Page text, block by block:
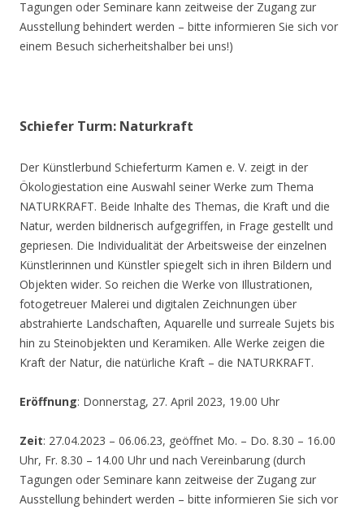
Tagungen oder Seminare kann zeitweise der Zugang zur
Ausstellung behindert werden – bitte informieren Sie sich vor
einem Besuch sicherheitshalber bei uns!)
Schiefer Turm: Naturkraft
Der Künstlerbund Schieferturm Kamen e. V. zeigt in der
Ökologiestation eine Auswahl seiner Werke zum Thema
NATURKRAFT. Beide Inhalte des Themas, die Kraft und die
Natur, werden bildnerisch aufgegriffen, in Frage gestellt und
gepriesen. Die Individualität der Arbeitsweise der einzelnen
Künstlerinnen und Künstler spiegelt sich in ihren Bildern und
Objekten wider. So reichen die Werke von Illustrationen,
fotogetreuer Malerei und digitalen Zeichnungen über
abstrahierte Landschaften, Aquarelle und surreale Sujets bis
hin zu Steinobjekten und Keramiken. Alle Werke zeigen die
Kraft der Natur, die natürliche Kraft – die NATURKRAFT.
Eröffnung: Donnerstag, 27. April 2023, 19.00 Uhr
Zeit: 27.04.2023 – 06.06.23, geöffnet Mo. – Do. 8.30 – 16.00
Uhr, Fr. 8.30 – 14.00 Uhr und nach Vereinbarung (durch
Tagungen oder Seminare kann zeitweise der Zugang zur
Ausstellung behindert werden – bitte informieren Sie sich vor